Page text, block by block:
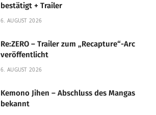
bestätigt + Trailer
6. AUGUST 2026
Re:ZERO – Trailer zum „Recapture“-Arc
veröffentlicht
6. AUGUST 2026
Kemono Jihen – Abschluss des Mangas
bekannt